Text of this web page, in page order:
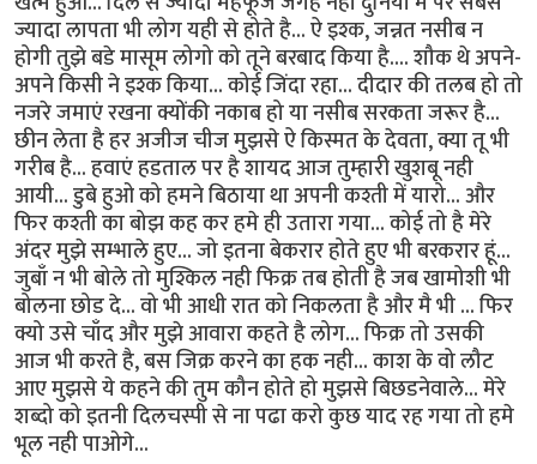
ज्यादा लापता भी लोग यही से होते है... ऐ इश्क, जन्नत नसीब न
होगी तुझे बडे मासूम लोगो को तूने बरबाद किया है.... शौक थे अपने-
अपने किसी ने इश्क किया... कोई जिंदा रहा... दीदार की तलब हो तो
नजरे जमाएं रखना क्योंकी नकाब हो या नसीब सरकता जरूर है...
छीन लेता है हर अजीज चीज मुझसे ऐ किस्मत के देवता, क्या तू भी
गरीब है... हवाएं हडताल पर है शायद आज तुम्हारी खुशबू नही
आयी... डुबे हुओ को हमने बिठाया था अपनी कश्ती में यारो... और
फिर कश्ती का बोझ कह कर हमे ही उतारा गया... कोई तो है मेरे
अंदर मुझे सम्भाले हुए... जो इतना बेकरार होते हुए भी बरकरार हूं...
जुबाँ न भी बोले तो मुश्किल नही फिक्र तब होती है जब खामोशी भी
बोलना छोड दे... वो भी आधी रात को निकलता है और मै भी ... फिर
क्यो उसे चाँद और मुझे आवारा कहते है लोग... फिक्र तो उसकी
आज भी करते है, बस जिक्र करने का हक नही... काश के वो लौट
आए मुझसे ये कहने की तुम कौन होते हो मुझसे बिछडनेवाले... मेरे
शब्दो को इतनी दिलचस्पी से ना पढा करो कुछ याद रह गया तो हमे
भूल नही पाओगे...